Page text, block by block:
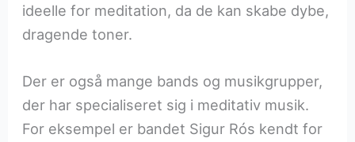
ideelle for meditation, da de kan skabe dybe,
dragende toner.
Der er også mange bands og musikgrupper,
der har specialiseret sig i meditativ musik.
For eksempel er bandet Sigur Rós kendt for